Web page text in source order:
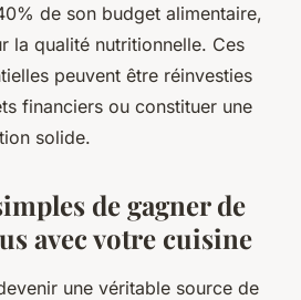
de son budget alimentaire,
la qualité nutritionnelle. Ces
peuvent être réinvesties
financiers ou constituer une
solide.
de gagner de
avec votre cuisine
une véritable source de